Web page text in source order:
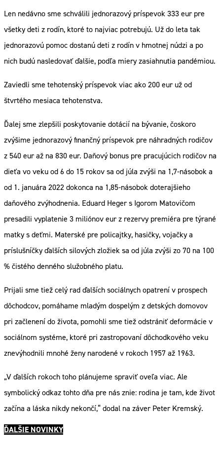
Len nedávno sme schválili jednorazový príspevok 333 eur pre
všetky deti z rodín, ktoré to najviac potrebujú. Už do leta tak
jednorazovú pomoc dostanú deti z rodín v hmotnej núdzi a po
nich budú nasledovať ďalšie, podľa miery zasiahnutia pandémiou.
Zaviedli sme tehotenský príspevok viac ako 200 eur už od
štvrtého mesiaca tehotenstva.
Ďalej sme zlepšili poskytovanie dotácií na bývanie, čoskoro
zvýšime jednorazový finančný príspevok pre náhradných rodičov
z 540 eur až na 830 eur. Daňový bonus pre pracujúcich rodičov na
dieťa vo veku od 6 do 15 rokov sa od júla zvýši na 1,7-násobok a
od 1. januára 2022 dokonca na 1,85-násobok doterajšieho
daňového zvýhodnenia. Eduard Heger s Igorom Matovičom
presadili vyplatenie 3 miliónov eur z rezervy premiéra pre týrané
matky s deťmi. Materské pre policajtky, hasičky, vojačky a
príslušníčky ďalších silových zložiek sa od júla zvýši zo 70 na 100
% čistého denného služobného platu.
Prijali sme tiež celý rad ďalších sociálnych opatrení v prospech
dôchodcov, pomáhame mladým dospelým z detských domovov
pri začlenení do života, pomohli sme tiež odstrániť deformácie v
sociálnom systéme, ktoré pri zastropovaní dôchodkového veku
znevýhodnili mnohé ženy narodené v rokoch 1957 až 1963.
„V ďalších rokoch toho plánujeme spraviť oveľa viac. Ale
symbolický odkaz tohto dňa pre nás znie: rodina je tam, kde život
začína a láska nikdy nekončí,“ dodal na záver Peter Kremský.
ĎALŠIE NOVINKY